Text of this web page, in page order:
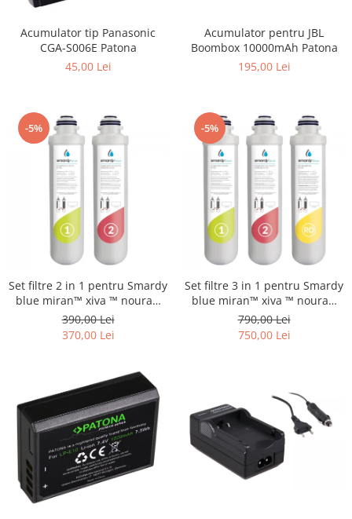
Acumulator tip Panasonic
CGA-S006E Patona
45,00 Lei
Acumulator pentru JBL
Boombox 10000mAh Patona
195,00 Lei
-5%
Set filtre 2 in 1 pentru Smardy
blue miran™ xiva ™ noura™
zagora ™ schimbare la 6 luni
390,00 Lei
370,00 Lei
-5%
Set filtre 3 in 1 pentru Smardy
blue miran™ xiva ™ noura™
zagora ™ schimbare la 12 luni
790,00 Lei
750,00 Lei